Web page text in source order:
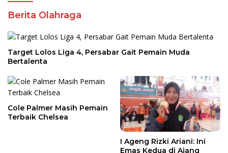
Berita Olahraga
Target Lolos Liga 4, Persabar Gait Pemain Muda
Bertalenta
Cole Palmer Masih Pemain
Terbaik Chelsea
I Ageng Rizki Ariani: Ini
Emas Kedua di Ajang